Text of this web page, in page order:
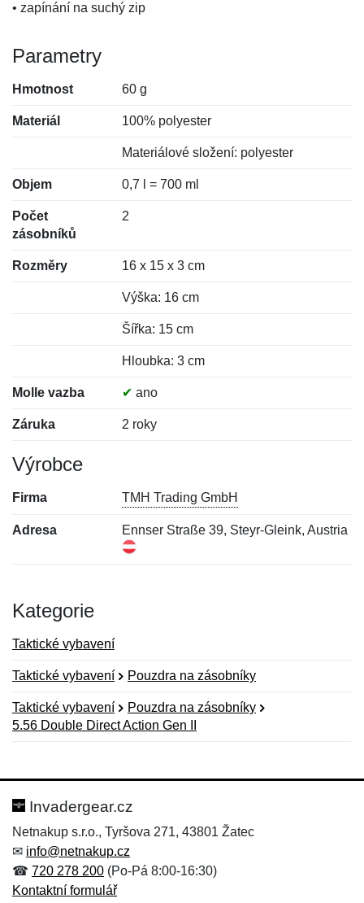
• zapínání na suchý zip
Parametry
Hmotnost 60 g
Materiál 100% polyester
Materiálové složení: polyester
Objem 0,7 l = 700 ml
Počet
zásobníků
2
Rozměry 16 x 15 x 3 cm
Výška: 16 cm
Šířka: 15 cm
Hloubka: 3 cm
Molle vazba ✔ ano
Záruka 2 roky
Výrobce
Firma TMH Trading GmbH
Adresa Ennser Straße 39, Steyr-Gleink, Austria
Kategorie
Taktické vybavení
Taktické vybavení Pouzdra na zásobníky
Taktické vybavení
Pouzdra na zásobníky
5.56 Double Direct Action Gen II
Hodnocení:
Jméno: *
Jméno:
E-mail:*
Invadergear.cz
Netnakup s.r.o., Tyršova 271, 43801 Žatec
✉ info@netnakup.cz
☎ 720 278 200 (Po-Pá 8:00-16:30)
Kontaktní formulář